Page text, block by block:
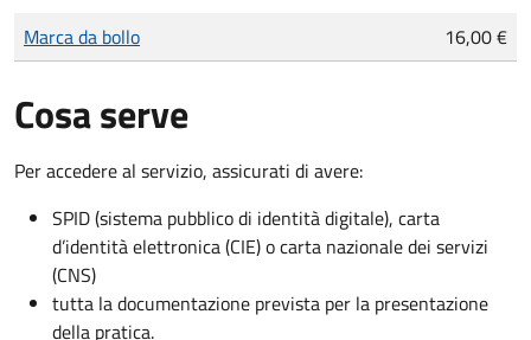
Tipo di pagamento
Importo
Marca da bollo 16,00 €
Cosa serve
Per accedere al servizio, assicurati di avere:
SPID (sistema pubblico di identità digitale), carta
d’identità elettronica (CIE) o carta nazionale dei servizi
(CNS)
tutta la documentazione prevista per la presentazione
della pratica.